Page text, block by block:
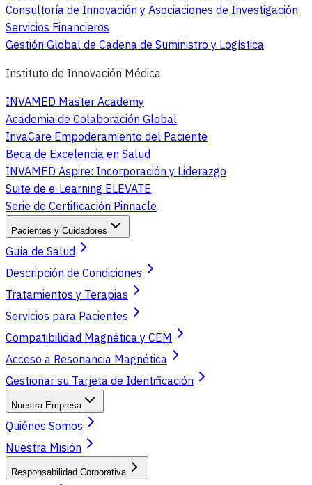
Consultoría de Innovación y Asociaciones de Investigación
Servicios Financieros
Gestión Global de Cadena de Suministro y Logística
Instituto de Innovación Médica
INVAMED Master Academy
Academia de Colaboración Global
InvaCare Empoderamiento del Paciente
Beca de Excelencia en Salud
INVAMED Aspire: Incorporación y Liderazgo
Suite de e-Learning ELEVATE
Serie de Certificación Pinnacle
Pacientes y Cuidadores
Guía de Salud
Descripción de Condiciones
Tratamientos y Terapias
Servicios para Pacientes
Compatibilidad Magnética y CEM
Acceso a Resonancia Magnética
Gestionar su Tarjeta de Identificación
Nuestra Empresa
Quiénes Somos
Nuestra Misión
Responsabilidad Corporativa